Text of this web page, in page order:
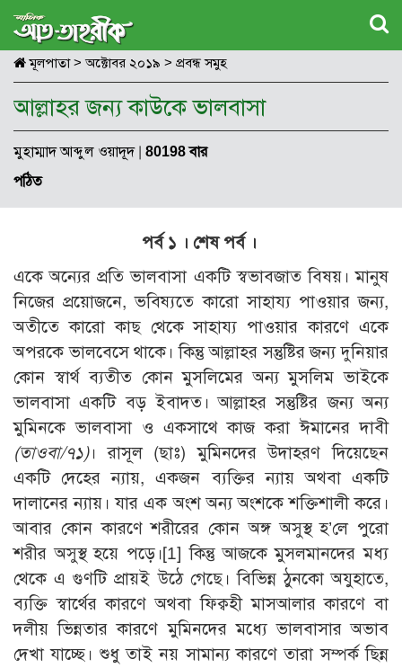
মূলপাতা> অক্টোবর ২০১৯ > প্রবন্ধ সমুহ
আল্লাহর জন্য কাউকে ভালবাসা
মুহাম্মাদ আব্দুল ওয়াদূদ| 80198 বার
পঠিত
পর্ব ১ । শেষ পর্ব ।
একে অন্যের প্রতি ভালবাসা একটি স্বভাবজাত বিষয়। মানুষ
নিজের প্রয়োজনে, ভবিষ্যতে কারো সাহায্য পাওয়ার জন্য,
অতীতে কারো কাছ থেকে সাহায্য পাওয়ার কারণে একে
অপরকে ভালবেসে থাকে। কিন্তু আল্লাহর সন্তুষ্টির জন্য দুনিয়ার
কোন স্বার্থ ব্যতীত কোন মুসলিমের অন্য মুসলিম ভাইকে
ভালবাসা একটি বড় ইবাদত। আল্লাহর সন্তুষ্টির জন্য অন্য
মুমিনকে ভালবাসা ও একসাথে কাজ করা ঈমানের দাবী
(তাওবা/৭১)। রাসূল (ছাঃ) মুমিনদের উদাহরণ দিয়েছেন
একটি দেহের ন্যায়, একজন ব্যক্তির ন্যায় অথবা একটি
দালানের ন্যায়। যার এক অংশ অন্য অংশকে শক্তিশালী করে।
আবার কোন কারণে শরীরের কোন অঙ্গ অসুস্থ হ’লে পুরো
শরীর অসুস্থ হয়ে পড়ে।[1] কিন্তু আজকে মুসলমানদের মধ্য
থেকে এ গুণটি প্রায়ই উঠে গেছে। বিভিন্ন ঠুনকো অযুহাতে,
ব্যক্তি স্বার্থের কারণে অথবা ফিক্বহী মাসআলার কারণে বা
দলীয় ভিন্নতার কারণে মুমিনদের মধ্যে ভালবাসার অভাব
দেখা যাচ্ছে। শুধু তাই নয় সামান্য কারণে তারা সম্পর্ক ছিন্ন